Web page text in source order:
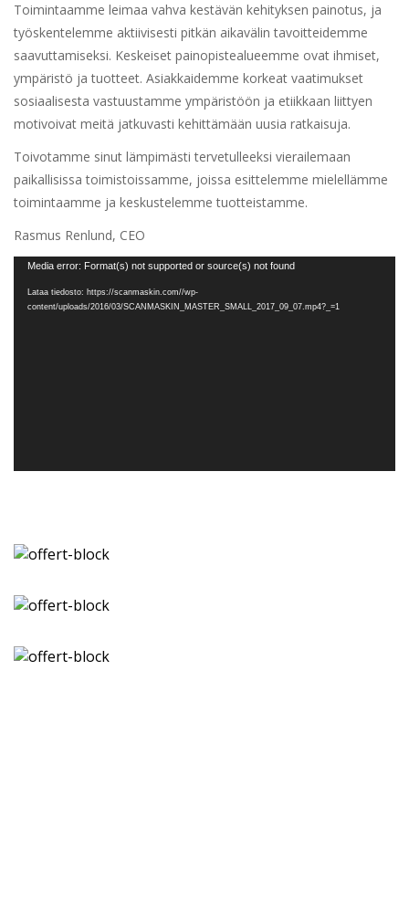
Toimintaamme leimaa vahva kestävän kehityksen painotus, ja
työskentelemme aktiivisesti pitkän aikavälin tavoitteidemme
saavuttamiseksi. Keskeiset painopistealueemme ovat ihmiset,
ympäristö ja tuotteet. Asiakkaidemme korkeat vaatimukset
sosiaalisesta vastuustamme ympäristöön ja etiikkaan liittyen
motivoivat meitä jatkuvasti kehittämään uusia ratkaisuja.
Toivotamme sinut lämpimästi tervetulleeksi vierailemaan
paikallisissa toimistoissamme, joissa esittelemme mielellämme
toimintaamme ja keskustelemme tuotteistamme.
Rasmus Renlund, CEO
Videotoistin
Media error: Format(s) not supported or source(s) not found
Lataa tiedosto: https://scanmaskin.com//wp-
content/uploads/2016/03/SCANMASKIN_MASTER_SMALL_2017_09_07.mp4?_=1